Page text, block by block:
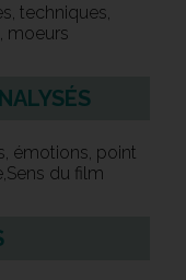
techniques,
moeurs
émotions, point
du film